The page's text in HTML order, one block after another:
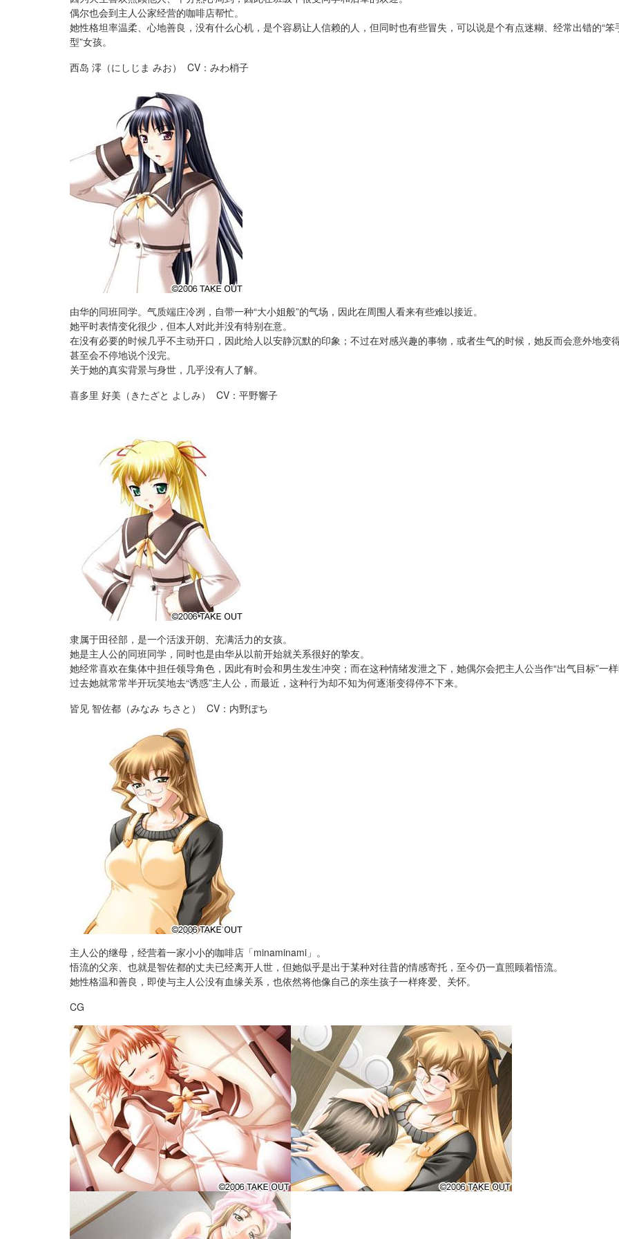
偶尔也会到主人公家经营的咖啡店帮忙。
她性格坦率温柔、心地善良，没有什么心机，是个容易让人信赖的人，但同时也有些冒失，可以说是个有点迷糊、经常出错的“笨
型”女孩。
西岛 澪（にしじま みお） CV：みわ梢子
由华的同班同学。气质端庄冷冽，自带一种“大小姐般”的气场，因此在周围人看来有些难以接近。
她平时表情变化很少，但本人对此并没有特别在意。
在没有必要的时候几乎不主动开口，因此给人以安静沉默的印象；不过在对感兴趣的事物，或者生气的时候，她反而会意外地变
甚至会不停地说个没完。
关于她的真实背景与身世，几乎没有人了解。
喜多里 好美（きたざと よしみ） CV：平野響子
隶属于田径部，是一个活泼开朗、充满活力的女孩。
她是主人公的同班同学，同时也是由华从以前开始就关系很好的挚友。
她经常喜欢在集体中担任领导角色，因此有时会和男生发生冲突；而在这种情绪发泄之下，她偶尔会把主人公当作“出气目标”一
过去她就常常半开玩笑地去“诱惑”主人公，而最近，这种行为却不知为何逐渐变得停不下来。
皆见 智佐都（みなみ ちさと） CV：内野ぽち
主人公的继母，经营着一家小小的咖啡店「minaminami」。
悟流的父亲、也就是智佐都的丈夫已经离开人世，但她似乎是出于某种对往昔的情感寄托，至今仍一直照顾着悟流。
她性格温和善良，即使与主人公没有血缘关系，也依然将他像自己的亲生孩子一样疼爱、关怀。
CG